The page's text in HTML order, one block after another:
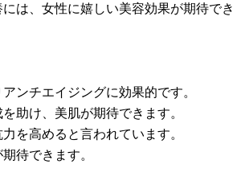
は、女性に嬉しい美容効果が期待でき
ンチエイジングに効果的です。
助け、美肌が期待できます。
を高めると言われています。
待できます。